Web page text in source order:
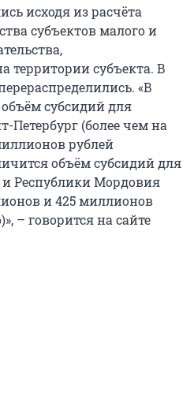
исходя из расчёта
субъектов малого и
территории субъекта. В
«В
субсидий для
Петербург (более чем на
рублей
объём субсидий для
и Республики Мордовия
и 425 миллионов
– говорится на сайте